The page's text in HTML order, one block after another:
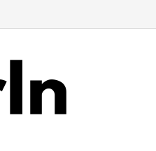
Virtual